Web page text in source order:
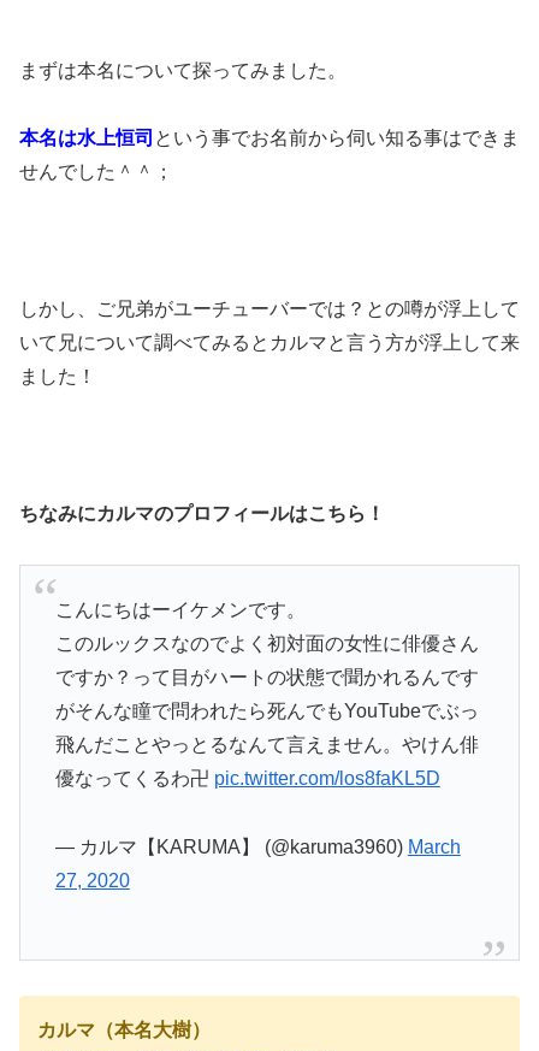
まずは本名について探ってみました。
本名は水上恒司 という事でお名前から伺い知る事はできま
せんでした＾＾；
しかし、ご兄弟がユーチューバーでは？との噂が浮上して
いて兄について調べてみるとカルマと言う方が浮上して来
ました！
ちなみにカルマのプロフィールはこちら！
こんにちはーイケメンです。
このルックスなのでよく初対面の女性に俳優さん
ですか？って目がハートの状態で聞かれるんです
がそんな瞳で問われたら死んでもYouTubeでぶっ
飛んだことやっとるなんて言えません。やけん俳
優なってくるわ卍 pic.twitter.com/los8faKL5D
— カルマ【KARUMA】 (@karuma3960) March
27, 2020
カルマ（本名大樹）